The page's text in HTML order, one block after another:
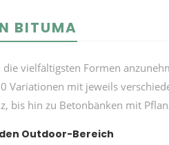
BITUMA
vielfältigsten Formen
Variationen mit jeweils
bis hin zu Betonbänken mit
Outdoor-Bereich